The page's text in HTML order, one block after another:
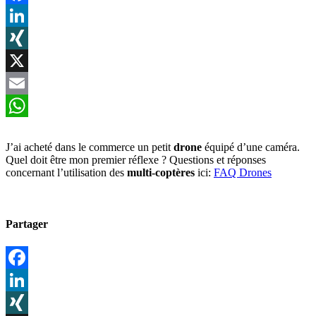
Facebook
LinkedIn
XING
X
Email
J’ai acheté dans le commerce un petit drone équipé d’une caméra.
Quel doit être mon premier réflexe ? Questions et réponses
concernant l’utilisation des multi-coptères ici: FAQ Drones
Partager
Facebook
LinkedIn